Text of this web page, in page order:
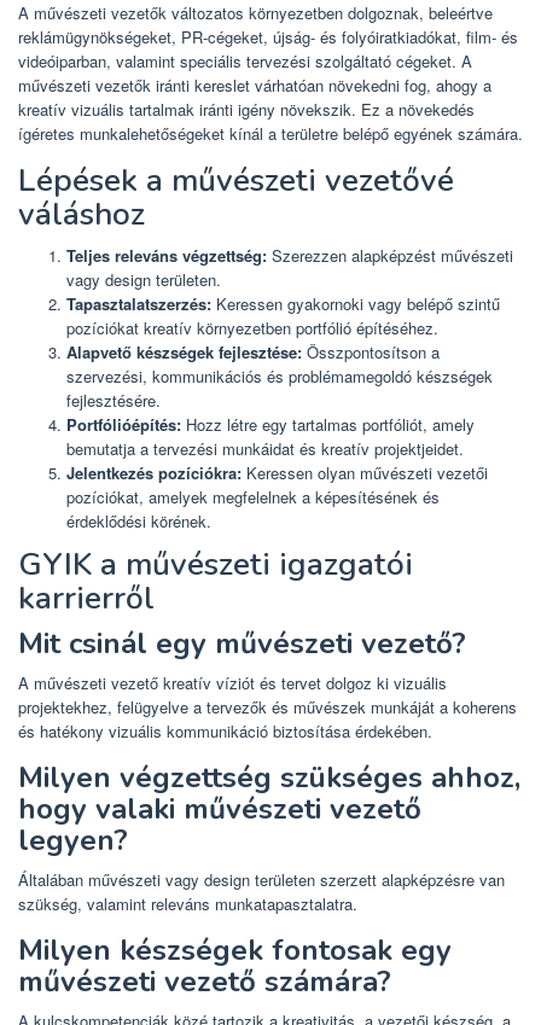
A művészeti vezetők változatos környezetben dolgoznak, beleértve
reklámügynökségeket, PR-cégeket, újság- és folyóiratkiadókat, film- és
videóiparban, valamint speciális tervezési szolgáltató cégeket. A
művészeti vezetők iránti kereslet várhatóan növekedni fog, ahogy a
kreatív vizuális tartalmak iránti igény növekszik. Ez a növekedés
ígéretes munkalehetőségeket kínál a területre belépő egyének számára.
Lépések a művészeti vezetővé
váláshoz
Teljes releváns végzettség: Szerezzen alapképzést művészeti
vagy design területen.
Tapasztalatszerzés: Keressen gyakornoki vagy belépő szintű
pozíciókat kreatív környezetben portfólió építéséhez.
Alapvető készségek fejlesztése: Összpontosítson a
szervezési, kommunikációs és problémamegoldó készségek
fejlesztésére.
Portfólióépítés: Hozz létre egy tartalmas portfóliót, amely
bemutatja a tervezési munkáidat és kreatív projektjeidet.
Jelentkezés pozíciókra: Keressen olyan művészeti vezetői
pozíciókat, amelyek megfelelnek a képesítésének és
érdeklődési körének.
GYIK a művészeti igazgatói
karrierről
Mit csinál egy művészeti vezető?
A művészeti vezető kreatív víziót és tervet dolgoz ki vizuális
projektekhez, felügyelve a tervezők és művészek munkáját a koherens
és hatékony vizuális kommunikáció biztosítása érdekében.
Milyen végzettség szükséges ahhoz,
hogy valaki művészeti vezető
legyen?
Általában művészeti vagy design területen szerzett alapképzésre van
szükség, valamint releváns munkatapasztalatra.
Milyen készségek fontosak egy
művészeti vezető számára?
A kulcskompetenciák közé tartozik a kreativitás, a vezetői készség, a